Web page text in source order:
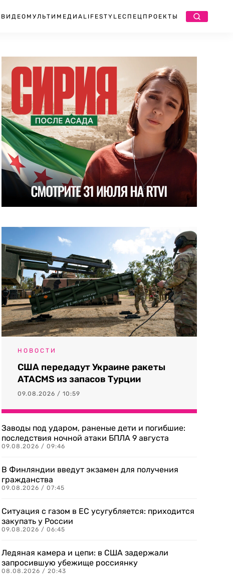
ВИДЕО МУЛЬТИМЕДИА LIFESTYLEСПЕЦПРОЕКТЫ
НОВОСТИ
США передадут Украине ракеты
ATACMS из запасов Турции
09.08.2026 / 10:59
Заводы под ударом, раненые дети и погибшие:
последствия ночной атаки БПЛА 9 августа
09.08.2026 / 09:46
В Финляндии введут экзамен для получения
гражданства
09.08.2026 / 07:45
Ситуация с газом в ЕС усугубляется: приходится
закупать у России
09.08.2026 / 06:45
Ледяная камера и цепи: в США задержали
запросившую убежище россиянку
08.08.2026 / 20:43